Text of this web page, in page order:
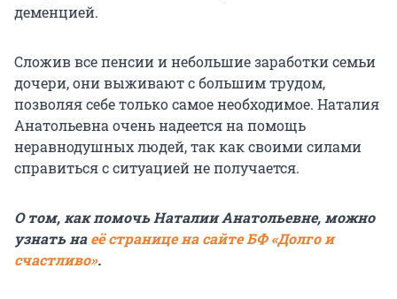
деменцией.
Сложив все пенсии и небольшие заработки семьи
дочери, они выживают с большим трудом,
позволяя себе только самое необходимое. Наталия
Анатольевна очень надеется на помощь
неравнодушных людей, так как своими силами
справиться с ситуацией не получается.
О том, как помочь Наталии Анатольевне, можно
узнать наеё странице на сайте БФ «Долго и
счастливо».